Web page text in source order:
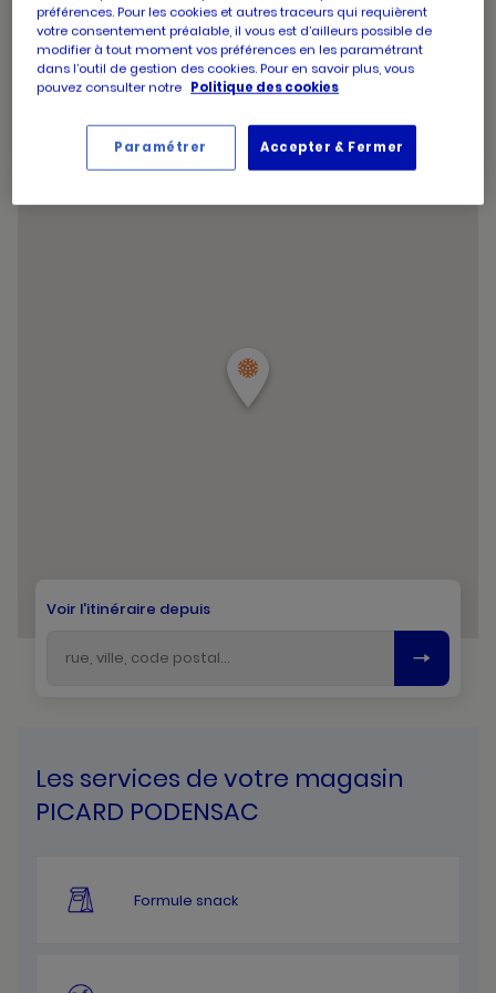
d'ouverture
d'aujourd'hui
14:30-19:30
Horaires
d'ouverture
d'aujourd'hui
Jeudi 09:30-13:00
14:30-19:30
Horaires
d'aujourd'hui
Vendredi
d'ouverture
d'aujourd'hui
Horaires
d'ouverture
d'aujourd'hui
Dimanche
Horaires
Samedi 09:30-19:30
Voir tous les horaireset
Voir l'itinéraire depuis
Les services de votre magasin
PICARD PODENSAC
Formule snack
préférences. Pour les cookies et autres traceurs qui requièrent
votre consentement préalable, il vous est d’ailleurs possible de
modifier à tout moment vos préférences en les paramétrant
dans l’outil de gestion des cookies. Pour en savoir plus, vous
pouvez consulter notre Politique des cookies
Accepter & Fermer
Paramétrer